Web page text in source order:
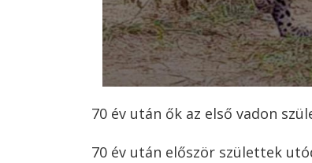
70 év után ők az első vadon
70 év után először születtek